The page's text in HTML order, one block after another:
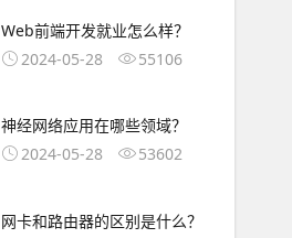
Web前端开发就业怎么样？
2024-05-28
55106
神经网络应用在哪些领域？
2024-05-28
53602
网卡和路由器的区别是什么？